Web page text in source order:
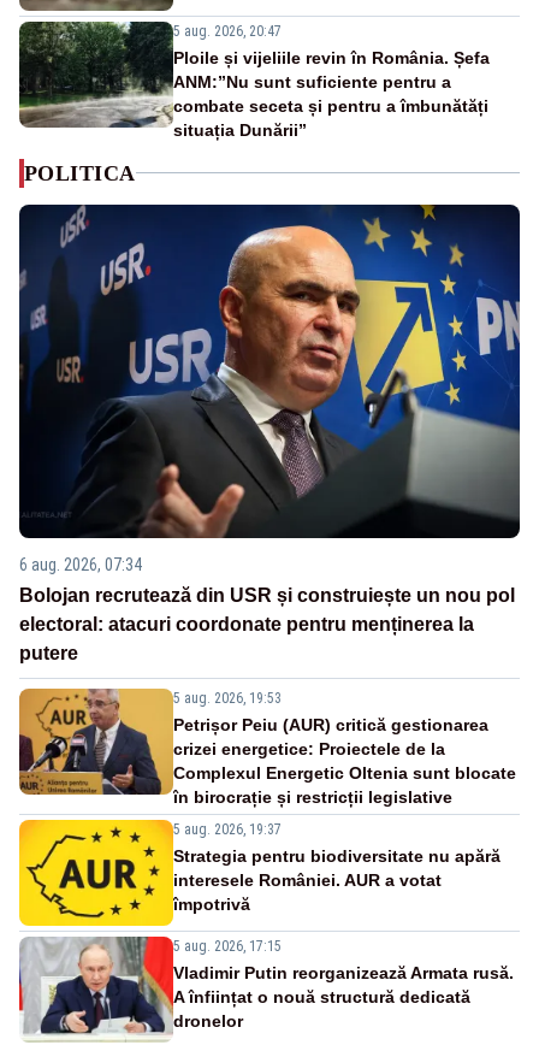
5 aug. 2026, 20:47
Ploile și vijeliile revin în România. Șefa
ANM:”Nu sunt suficiente pentru a
combate seceta și pentru a îmbunătăți
situația Dunării”
POLITICA
6 aug. 2026, 07:34
Bolojan recrutează din USR și construiește un nou pol
electoral: atacuri coordonate pentru menținerea la
putere
5 aug. 2026, 19:53
Petrișor Peiu (AUR) critică gestionarea
crizei energetice: Proiectele de la
Complexul Energetic Oltenia sunt blocate
în birocrație și restricții legislative
5 aug. 2026, 19:37
Strategia pentru biodiversitate nu apără
interesele României. AUR a votat
împotrivă
5 aug. 2026, 17:15
Vladimir Putin reorganizează Armata rusă.
A înființat o nouă structură dedicată
dronelor